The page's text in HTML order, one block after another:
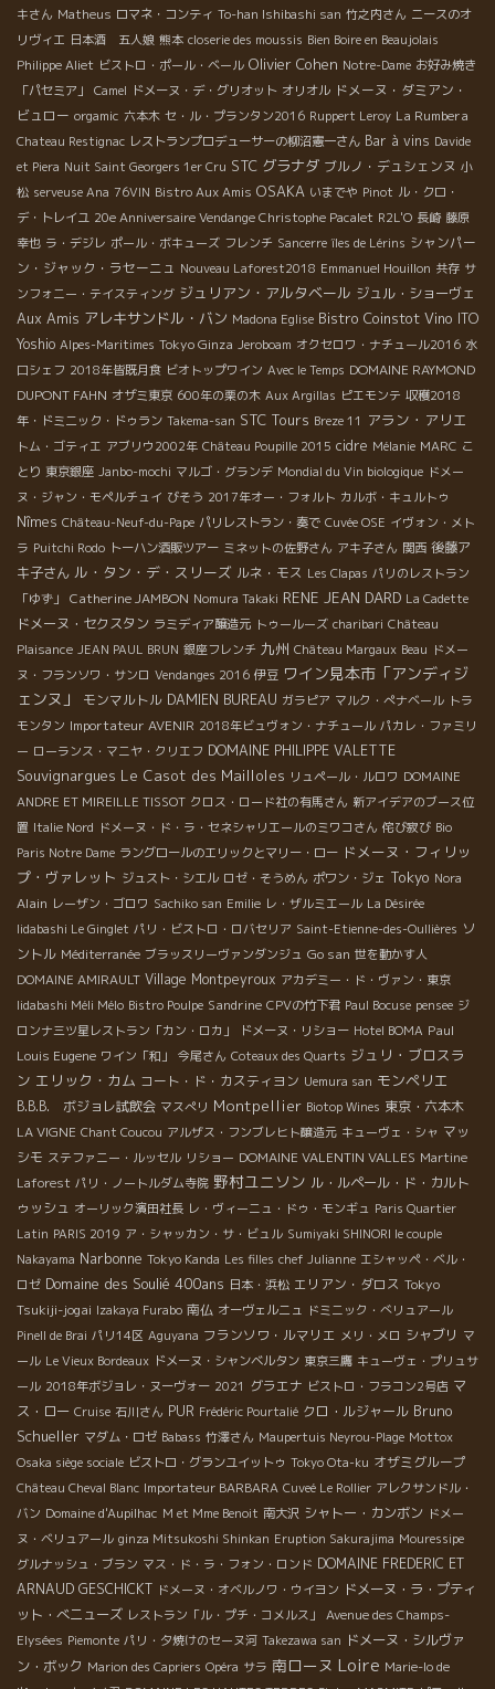
キさん Matheus ロマネ・コンティ To-han Ishibashi san 竹之内さん ニースのオ
リヴィエ 日本酒 五人娘 熊本 closerie des moussis Bien Boire en Beaujolais
Philippe Aliet ビストロ・ポール・ベール Olivier Cohen Notre-Dame お好み焼き
「パセミア」
Camel ドメーヌ・デ・グリオット オリオル ドメーヌ・ダミアン・
ビュロー orgamic 六本木 セ・ル・プランタン2016 Ruppert Leroy La Rumbera
Chateau Restignac レストランプロデューサーの柳沼憲一さん Bar à vins Davide
et Piera Nuit Saint Georgers 1er Cru STC グラナダ ブルノ・デュシェンヌ 小
松 serveuse Ana 76VIN Bistro Aux Amis OSAKA いまでや Pinot ル・クロ・
デ・トレイユ 20e Anniversaire Vendange Christophe Pacalet R2L'O 長崎 藤原
幸也 ラ・デジレ ポール・ボキューズ フレンチ Sancerre îles de Lérins シャンパー
ン・ジャック・ラセーニュ Nouveau Laforest2018 Emmanuel Houillon 共存 サ
ンフォニー・テイスティング ジュリアン・アルタベール ジュル・ショーヴェ
Aux Amis アレキサンドル・バン Madona Eglise Bistro Coinstot Vino ITO
Yoshio Alpes-Maritimes Tokyo Ginza Jeroboam オクセロワ・ナチュール2016 水
口シェフ 2018年皆既月食 ビオトップワイン Avec le Temps DOMAINE RAYMOND
DUPONT FAHN オザミ東京 600年の栗の木 Aux Argillas ピエモンテ 収穫2018
年・ドミニック・ドゥラン Takema-san STC Tours Breze 11 アラン・アリエ
トム・ゴティエ アブリウ2002年 Château Poupille 2015 cidre Mélanie MARC こ
とり 東京銀座 Janbo-mochi マルゴ・グランデ Mondial du Vin biologique ドメー
ヌ・ジャン・モペルチュイ びそう 2017年オー・フォルト カルボ・キュルトゥ
Nîmes Château-Neuf-du-Pape パリレストラン・奏で Cuvée OSE イヴォン・メト
ラ Puitchi Rodo トーハン酒販ツアー ミネットの佐野さん アキ子さん 関西 後藤ア
キ子さん ル・タン・デ・スリーズ ルネ・モス Les Clapas パリのレストラン
「ゆず」
Catherine JAMBON Nomura Takaki RENE JEAN DARD La Cadette
ドメーヌ・セクスタン ラミディア醸造元 トゥールーズ charibari Château
Plaisance JEAN PAUL BRUN 銀座フレンチ 九州 Château Margaux Beau ドメー
ヌ・フランソワ・サンロ Vendanges 2016 伊豆 ワイン見本市「アンディジ
ェンヌ」
モンマルトル DAMIEN BUREAU ガラピア マルク・ぺナベール トラ
モンタン Importateur AVENIR 2018年ビュヴォン・ナチュール パカレ・ファミリ
ー ローランス・マニヤ・クリエフ DOMAINE PHILIPPE VALETTE
Souvignargues Le Casot des Mailloles リュペール・ルロワ DOMAINE
ANDRE ET MIREILLE TISSOT クロス・ロード社の有馬さん 新アイデアのブース位
置 Italie Nord ドメーヌ・ド・ラ・セネシャリエールのミワコさん 侘び寂び Bio
Paris Notre Dame ラングロールのエリックとマリー・ロー ドメーヌ・フィリッ
プ・ヴァレット ジュスト・シエル ロゼ・そうめん ポワン・ジェ Tokyo Nora
Alain レーザン・ゴロワ Sachiko san Emilie レ・ザルミエール La Désirée
Iidabashi Le Ginglet パリ・ビストロ・ロバセリア Saint-Etienne-des-Oullières ソ
ントル Méditerranée ブラッスリーヴァンダンジュ Go san 世を動かす人
DOMAINE AMIRAULT Village Montpeyroux アカデミー・ド・ヴァン・東京
Iidabashi Méli Mélo Bistro Poulpe Sandrine CPVの竹下君 Paul Bocuse pensee ジ
ロンナ三ツ星レストラン「カン・ロカ」
ドメーヌ・リショー Hotel BOMA Paul
Louis Eugene ワイン「和」 今尾さん Coteaux des Quarts ジュリ・ブロスラ
ン エリック・カム コート・ド・カスティヨン Uemura san モンペリエ
B.B.B. ボジョレ試飲会 マスぺリ Montpellier Biotop Wines 東京・六本木
LA VIGNE Chant Coucou アルザス・フンブレヒト醸造元 キューヴェ・シャ マッ
シモ ステファニー・ルッセル リショー DOMAINE VALENTIN VALLES Martine
Laforest パリ・ノートルダム寺院 野村ユニソン ル・ルペール・ド・カルト
ゥッシュ オーリック濱田社長 レ・ヴィーニュ・ドゥ・モンギュ Paris Quartier
Latin PARIS 2019 ア・シャッカン・サ・ビュル Sumiyaki SHINORI le couple
Nakayama Narbonne Tokyo Kanda Les filles chef Julianne エシャッペ・ベル・
ロゼ Domaine des Soulié 400ans 日本・浜松 エリアン・ダロス Tokyo
Tsukiji-jogai Izakaya Furabo 南仏 オーヴェルニュ ドミニック・べリュアール
Pinell de Brai パリ14区 Aguyana フランソワ・ルマリエ メリ・メロ シャブリ マ
ール Le Vieux Bordeaux ドメーヌ・シャンベルタン 東京三鷹 キューヴェ・プリュサ
ール 2018年ボジョレ・ヌーヴォー 2021 グラエナ ビストロ・フラコン2号店 マ
ス・ロー Cruise 石川さん PUR Frédéric Pourtalié クロ・ルジャール Bruno
Schueller マダム・ロゼ Babass 竹澤さん Maupertuis Neyrou-Plage Mottox
Osaka siège sociale ビストロ・グランユイットゥ Tokyo Ota-ku オザミグループ
Château Cheval Blanc Importateur BARBARA Cuveé Le Rollier アレクサンドル・
バン Domaine d'Aupilhac M et Mme Benoit 南大沢 シャトー・カンボン ドメー
ヌ・ベリュアール ginza Mitsukoshi Shinkan Eruption Sakurajima Mouressipe
グルナッシュ・ブラン マス・ド・ラ・フォン・ロンド DOMAINE FREDERIC ET
ARNAUD GESCHICKT ドメーヌ・オベルノワ・ウイヨン ドメーヌ・ラ・プティ
ット・べニューズ レストラン「ル・プチ・コメルス」
Avenue des Champs-
Elysées Piemonte パリ・夕焼けのセーヌ河 Takezawa san ドメーヌ・シルヴァ
ン・ボック Marion des Capriers Opéra サラ 南ローヌ Loire Marie-lo de